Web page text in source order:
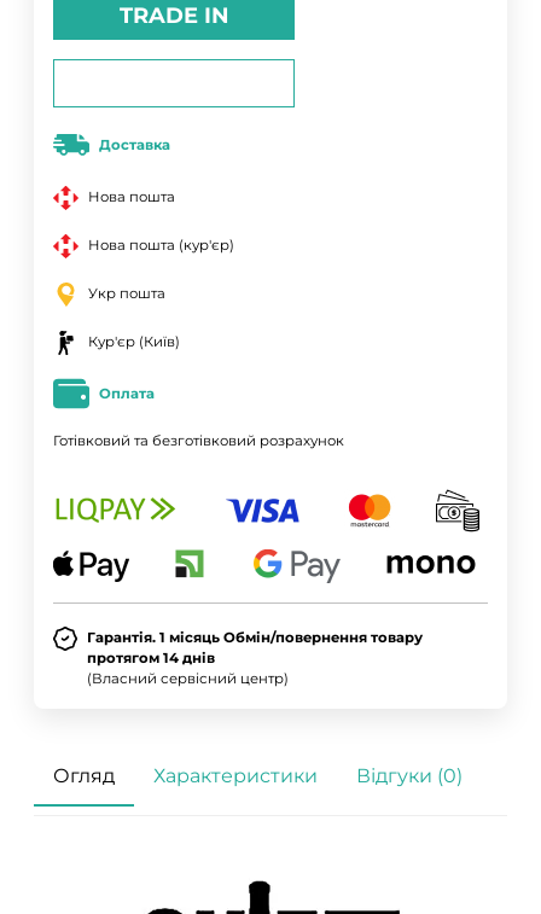
TRADE IN
Доставка
Нова пошта
Нова пошта (кур'єр)
Укр пошта
Кур'єр (Київ)
Оплата
Готівковий та безготівковий розрахунок
Гарантія. 1 місяць Обмін/повернення товару
протягом 14 днів
(Власний сервісний центр)
Огляд Характеристики Відгуки (0)